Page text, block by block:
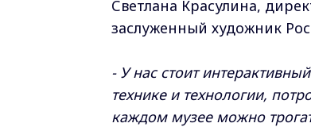
Светлана Красулина,
заслуженный художник
- У нас стоит
технике и технологии,
каждом музее можно